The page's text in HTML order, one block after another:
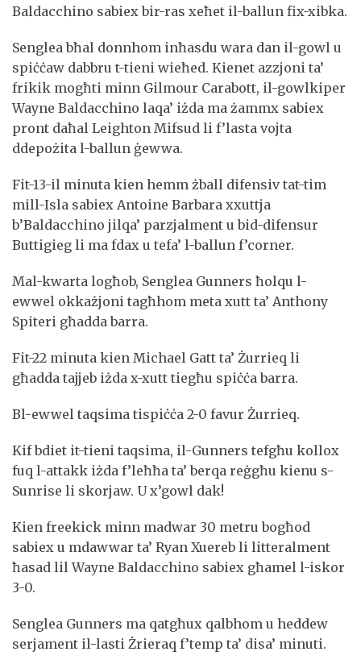
Baldacchino sabiex bir-ras xeħet il-ballun fix-xibka.
Senglea bħal donnhom inħasdu wara dan il-gowl u
spiċċaw dabbru t-tieni wieħed. Kienet azzjoni ta’
frikik mogħti minn Gilmour Carabott, il-gowlkiper
Wayne Baldacchino laqa’ iżda ma żammx sabiex
pront daħal Leighton Mifsud li f’lasta vojta
ddepożita l-ballun ġewwa.
Fit-13-il minuta kien hemm żball difensiv tat-tim
mill-Isla sabiex Antoine Barbara xxuttja
b’Baldacchino jilqa’ parzjalment u bid-difensur
Buttigieg li ma fdax u tefa’ l-ballun f’corner.
Mal-kwarta logħob, Senglea Gunners ħolqu l-
ewwel okkażjoni tagħhom meta xutt ta’ Anthony
Spiteri għadda barra.
Fit-22 minuta kien Michael Gatt ta’ Żurrieq li
għadda tajjeb iżda x-xutt tiegħu spiċċa barra.
Bl-ewwel taqsima tispiċċa 2-0 favur Żurrieq.
Kif bdiet it-tieni taqsima, il-Gunners tefgħu kollox
fuq l-attakk iżda f’leħħa ta’ berqa reġgħu kienu s-
Sunrise li skorjaw. U x’gowl dak!
Kien freekick minn madwar 30 metru bogħod
sabiex u mdawwar ta’ Ryan Xuereb li litteralment
ħasad lil Wayne Baldacchino sabiex għamel l-iskor
3-0.
Senglea Gunners ma qatgħux qalbhom u heddew
serjament il-lasti Żrieraq f’temp ta’ disa’ minuti.